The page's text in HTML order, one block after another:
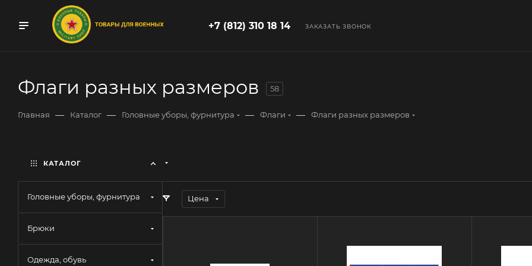
+7 (812) 310 18 14 ЗАКАЗАТЬ ЗВОНОК
Флаги разных размеров 58
Главная — Каталог — Головные уборы, фурнитура — Флаги — Флаги разных размеров
Цена
КАТАЛОГ
Головные уборы, фурнитура
Брюки
Одежда, обувь